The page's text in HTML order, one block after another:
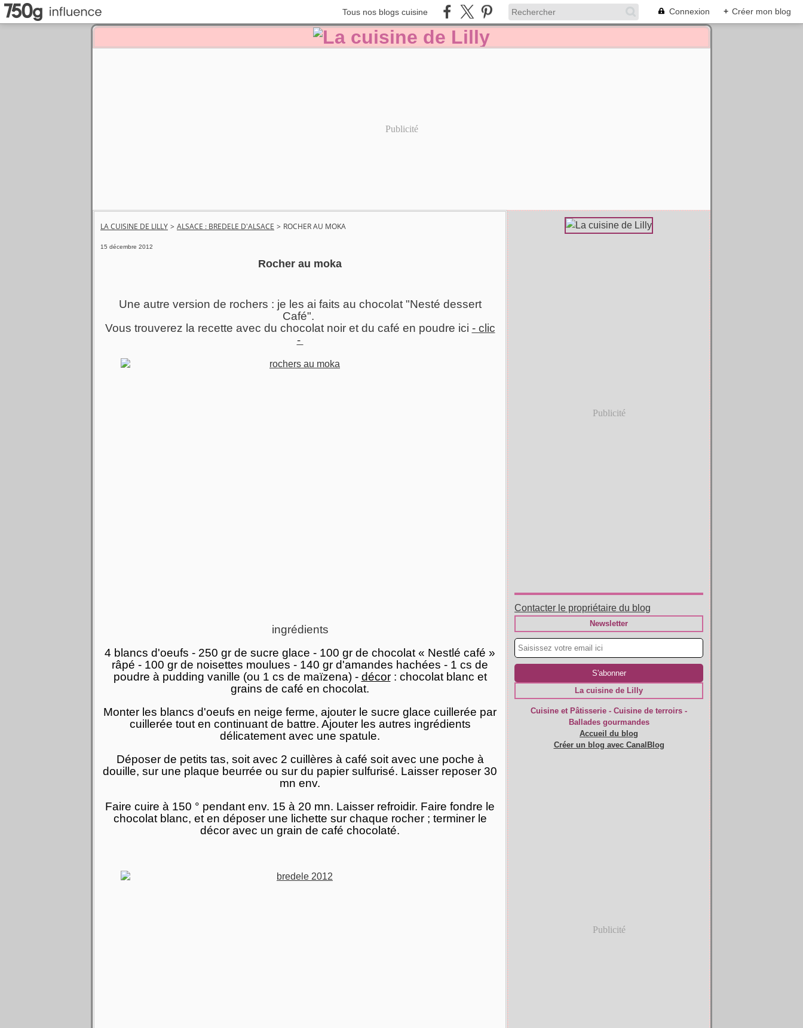
Tous nos blogs cuisine Connexion + Créer mon blog
Publicité
LA CUISINE DE LILLY > ALSACE : BREDELE D'ALSACE > ROCHER AU MOKA
15 décembre 2012
Rocher au moka
Une autre version de rochers : je les ai faits au chocolat "Nesté dessert
Café".
Vous trouverez la recette avec du chocolat noir et du café en poudre ici - clic
-
ingrédients
4 blancs d'oeufs - 250 gr de sucre glace - 100 gr de chocolat « Nestlé café »
râpé - 100 gr de noisettes moulues - 140 gr d'amandes hachées - 1 cs de
poudre à pudding vanille (ou 1 cs de maïzena) - décor: chocolat blanc et
grains de café en chocolat.
Monter les blancs d'oeufs en neige ferme, ajouter le sucre glace cuillerée par
cuillerée tout en continuant de battre. Ajouter les autres ingrédients
délicatement avec une spatule.
Déposer de petits tas, soit avec 2 cuillères à café soit avec une poche à
douille, sur une plaque beurrée ou sur du papier sulfurisé. Laisser reposer 30
mn env.
Faire cuire à 150 ° pendant env. 15 à 20 mn. Laisser refroidir. Faire fondre le
chocolat blanc, et en déposer une lichette sur chaque rocher ; terminer le
décor avec un grain de café chocolaté.
Publicité
Contacter le propriétaire du blog
Newsletter
La cuisine de Lilly
Cuisine et Pâtisserie - Cuisine de terroirs -
Ballades gourmandes
Accueil du blog
Créer un blog avec CanalBlog
Publicité